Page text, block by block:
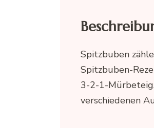
Spitzbuben
Spitzbuben-
3-2-1-
verschiedenen